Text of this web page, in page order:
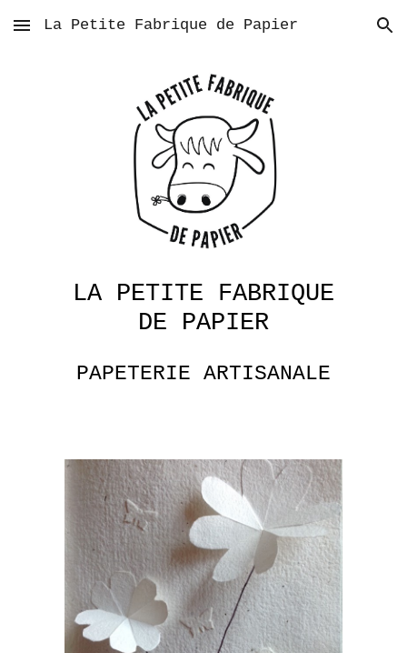
Skip to main content Skip to navigation
La Petite Fabrique de Papier
LA PETITE FABRIQUE
DE PAPIER
PAPETERIE ARTISANALE